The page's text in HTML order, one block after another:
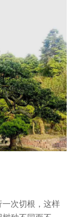
次切根，这样